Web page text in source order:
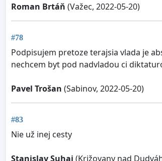
Roman Brtáň (Važec, 2022-05-20)
#78
Podpisujem pretoze terajsia vlada je
nechcem byt pod nadvladou ci
Pavel Trošan (Sabinov, 2022-05-20)
#83
Nie už inej cesty
Stanislav Suhaj (Križovany nad